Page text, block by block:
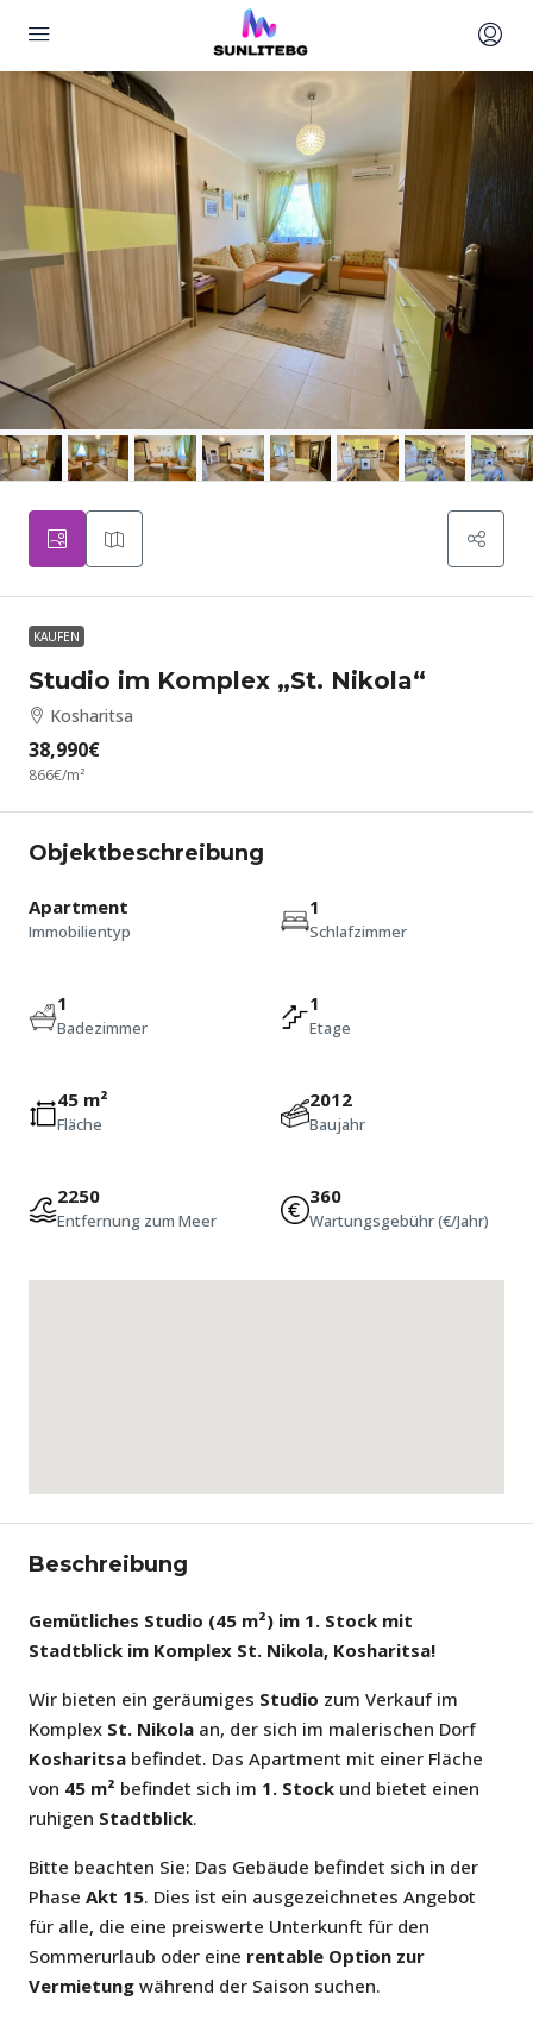
KAUFEN
Studio im Komplex „St. Nikola“
Kosharitsa
38,990€
866€/m²
Objektbeschreibung
Apartment
Immobilientyp
1
Schlafzimmer
1
Badezimmer
1
Etage
45 m²
Fläche
2012
Baujahr
2250
Entfernung zum Meer
360
Wartungsgebühr (€/Jahr)
Beschreibung
Gemütliches Studio (45 m²) im 1. Stock mit
Stadtblick im Komplex St. Nikola, Kosharitsa!
Wir bieten ein geräumiges Studio zum Verkauf im
Komplex St. Nikola an, der sich im malerischen Dorf
Kosharitsa befindet. Das Apartment mit einer Fläche
von 45 m² befindet sich im 1. Stock und bietet einen
ruhigen Stadtblick.
Bitte beachten Sie: Das Gebäude befindet sich in der
Phase Akt 15. Dies ist ein ausgezeichnetes Angebot
für alle, die eine preiswerte Unterkunft für den
Sommerurlaub oder eine rentable Option zur
Vermietung während der Saison suchen.